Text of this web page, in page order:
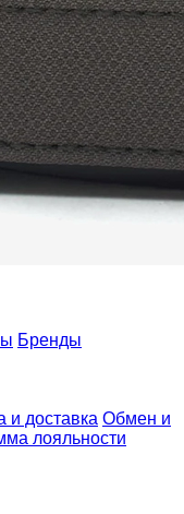
Бренды
и доставка Обмен и
лояльности